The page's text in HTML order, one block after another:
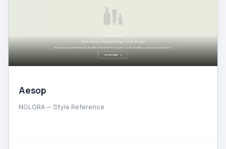
Aesop
NGLORA — Style Reference